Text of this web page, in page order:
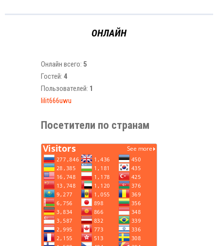
ОНЛАЙН
Онлайн всего: 5
Гостей: 4
Пользователей: 1
lilit666uwu
Посетители по странам